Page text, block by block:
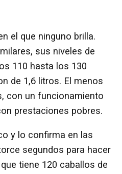
el que ninguno brilla.
sus niveles de
110 hasta los 130
de 1,6 litros. El menos
con un funcionamiento
prestaciones pobres.
y lo confirma en las
segundos para hacer
tiene 120 caballos de